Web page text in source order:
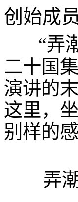
创始成
“弄潮
二十国
演讲的
这里，
别样的感
弄潮